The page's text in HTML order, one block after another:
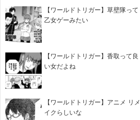
【ワールドトリガー】草壁隊って
乙女ゲーみたい
【ワールドトリガー】香取って良
い女だよね
【ワールドトリガー】アニメ リメ
イクらしいな